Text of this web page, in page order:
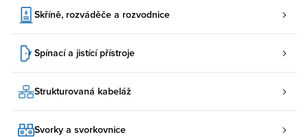
Skříně, rozváděče a rozvodnice
Spínací a jistící přístroje
Strukturovaná kabeláž
Svorky a svorkovnice